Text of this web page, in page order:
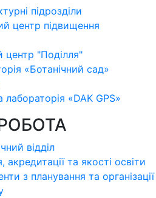
підрозділи
центр підвищення
центр "Поділля"
«Ботанічний сад»
«DAK GPS»
відділ
акредитації та якості освіти
з планування та організації